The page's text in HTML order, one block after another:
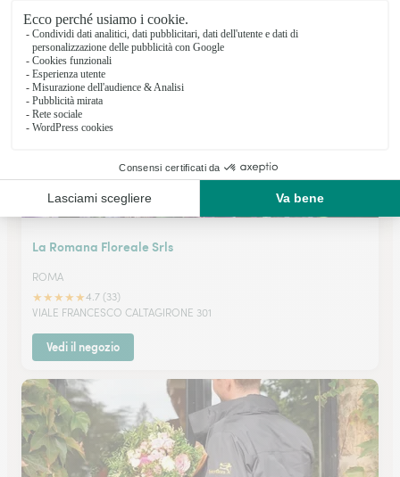
★ 4.7 (126)
VIA ROCCA IMPERIALE 2
Vedi il negozio
La Romana Floreale Srls
ROMA
★★★★★4.7 (33)
VIALE FRANCESCO CALTAGIRONE 301
Vedi il negozio